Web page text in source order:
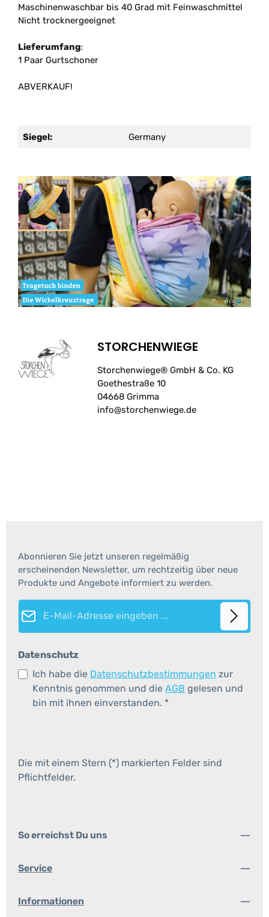
Maschinenwaschbar bis 40 Grad mit Feinwaschmittel
Nicht trocknergeeignet
Lieferumfang:
1 Paar Gurtschoner
ABVERKAUF!
Siegel: Germany
STORCHENWIEGE
Storchenwiege® GmbH & Co. KG
Goethestraße 10
04668 Grimma
info@storchenwiege.de
Abonnieren Sie jetzt unseren regelmäßig
erscheinenden Newsletter, um rechtzeitig über neue
Produkte und Angebote informiert zu werden.
E-Mail-Adresse*
Datenschutz
Ich habe die Datenschutzbestimmungen zur
Kenntnis genommen und die AGB gelesen und
bin mit ihnen einverstanden. *
Die mit einem Stern (*) markierten Felder sind
Pflichtfelder.
So erreichst Du uns
Service
Informationen